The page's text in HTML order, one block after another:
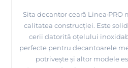
Sita decantor ceară
calitatea construcției. Este
cerii datorită oțelului
perfecte pentru decantoarele
potrivește și altor modele